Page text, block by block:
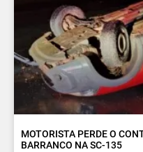
MOTORISTA PERDE O
BARRANCO NA SC-135